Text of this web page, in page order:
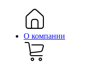
О компании